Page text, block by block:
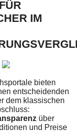
V
IM D
bieten
entscheidenden
dem klassischen
über
und Preise